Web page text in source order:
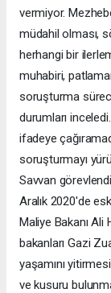
vermiyor.
müdahil olması,
herhangi bir
muhabiri,
soruşturma
durumları
ifadeye
soruşturmayı
Savvan
Aralık 2020'de
Maliye Bakanı Ali
bakanları Gazi
yaşamını
ve kusuru